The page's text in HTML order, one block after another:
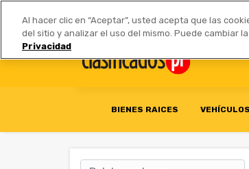
Anúnciate | Tarifas
BIENES RAICES VEHÍCULOS
Al hacer clic en “Aceptar”, usted acepta que las
del sitio y analizar el uso del mismo. Puede cambiar
Privacidad